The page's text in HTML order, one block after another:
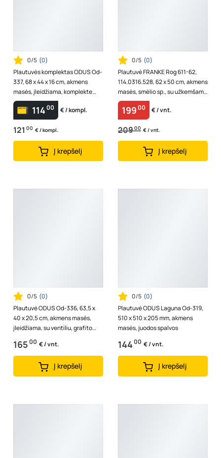
0/5 (0)
Plautuvės komplektas ODUS Od-
337, 68 x 44 x 16 cm, akmens
masės, įleidžiama, komplekte
maišytuvas, ventilis, pilkos spal...
11400 € / kompl.
121 00 € / kompl.
Į krepšelį
0/5 (0)
Plautuvė FRANKE Rog 611-62,
114.0316.528, 62 x 50 cm, akmens
masės, smėlio sp., su užkemšamu
ventiliu, kilmės šalis Voki...
19900 € / vnt.
20900 € / vnt.
Į krepšelį
0/5 (0)
Plautuvė ODUS Od-336, 63,5 x
40 x 20,5 cm, akmens masės,
įleidžiama, su ventiliu, grafito
spalvos
16500 € / vnt.
Į krepšelį
0/5 (0)
Plautuvė ODUS Laguna Od-319,
510 x 510 x 205 mm, akmens
masės, juodos spalvos
14400 € / vnt.
Į krepšelį